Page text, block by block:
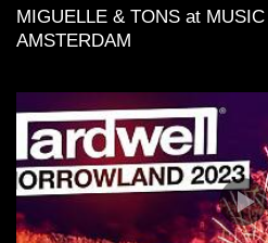
MIGUELLE & TONS at
AMSTERDAM